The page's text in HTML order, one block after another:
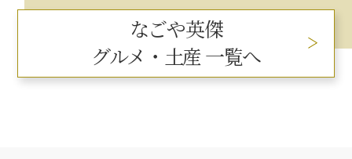
なごや英傑
グルメ・土産 一覧へ